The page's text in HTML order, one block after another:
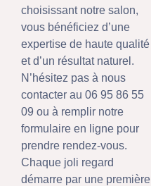
choisissant notre salon,
vous bénéficiez d’une
expertise de haute qualité
et d’un résultat naturel.
N’hésitez pas à nous
contacter au 06 95 86 55
09 ou à remplir notre
formulaire en ligne pour
prendre rendez-vous.
Chaque joli regard
démarre par une première